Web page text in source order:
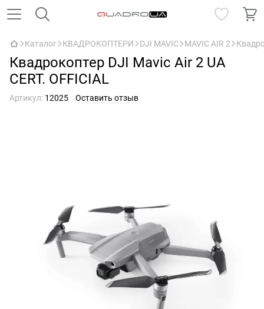
Каталог КВАДРОКОПТЕРИ DJI MAVIC MAVIC AIR 2
Квадрокоптер DJI Mavic Air 2 UA
CERT. OFFICIAL
Артикул: 12025 Оставить отзыв